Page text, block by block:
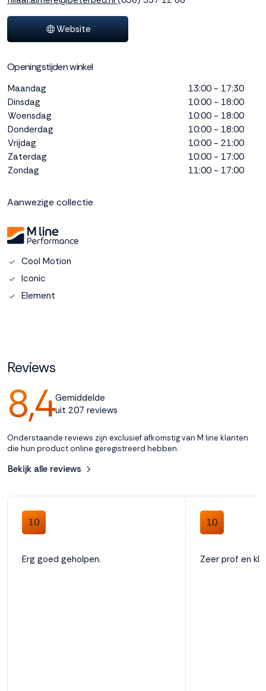
onze website te
anoniem. Meer
weten? Lees
dit overzicht
alle
cookieinstellingen en
lees hier onze privacy
policy
accepteren geef je
toestemming voor
cookies. Kies je voor
Weigeren? Dan
functionele en
analytische cookies.
Website
Openingstijden winkel
Maandag
13:00 - 17:30
Dinsdag
10:00 - 18:00
Woensdag
10:00 - 18:00
Donderdag
10:00 - 18:00
Vrijdag
10:00 - 21:00
Zaterdag
10:00 - 17:00
Zondag
11:00 - 17:00
Aanwezige collectie
Cool Motion
Iconic
Element
Reviews
8,4Gemiddelde
uit 207 reviews
Onderstaande reviews zijn exclusief afkomstig van M line klanten
die hun product online geregistreerd hebben.
Bekijk alle reviews
10
Erg goed geholpen.
10
Zeer prof en